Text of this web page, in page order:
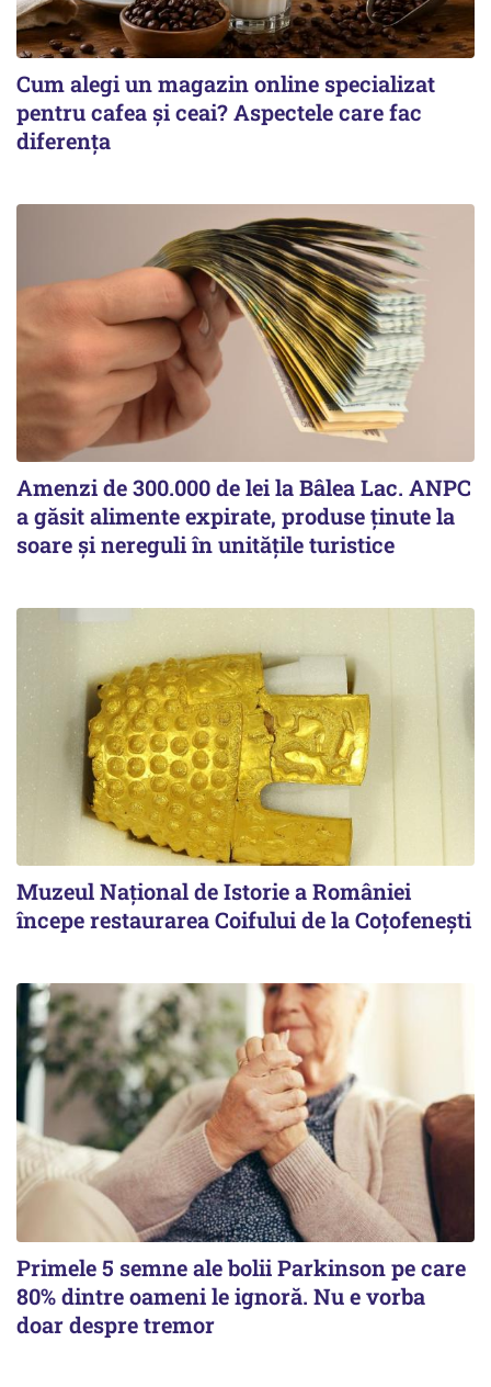
Cum alegi un magazin online specializat
pentru cafea și ceai? Aspectele care fac
diferența
Amenzi de 300.000 de lei la Bâlea Lac. ANPC
a găsit alimente expirate, produse ținute la
soare și nereguli în unitățile turistice
Muzeul Național de Istorie a României
începe restaurarea Coifului de la Coțofenești
Primele 5 semne ale bolii Parkinson pe care
80% dintre oameni le ignoră. Nu e vorba
doar despre tremor